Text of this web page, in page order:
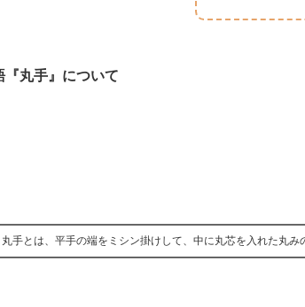
『丸手』について
丸手とは、平手の端をミシン掛けして、中に丸芯を入れた丸み